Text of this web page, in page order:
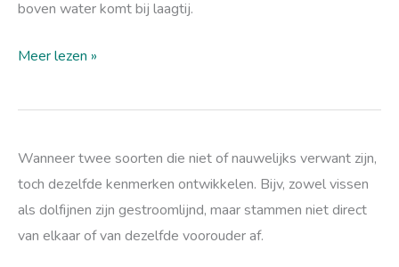
boven water komt bij laagtij.
Meer lezen »
Wanneer twee soorten die niet of nauwelijks verwant zijn,
toch dezelfde kenmerken ontwikkelen. Bijv, zowel vissen
als dolfijnen zijn gestroomlijnd, maar stammen niet direct
van elkaar of van dezelfde voorouder af.
convergente
evolutie